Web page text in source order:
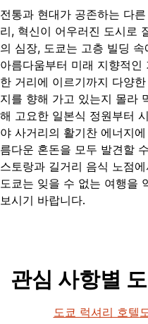
전통과 현대가 공존하는 다
리, 혁신이 어우러진 도시로
의 심장, 도쿄는 고층 빌딩
아름다움부터 미래 지향적
한 거리에 이르기까지 다양
지를 향해 가고 있는지 몰라
해 고요한 일본식 정원부터
야 사거리의 활기찬 에너지
름다운 혼돈을 모두 발견할
스토랑과 길거리 음식 노점
도쿄는 잊을 수 없는 여행을
보시기 바랍니다.
관심 사항별
도쿄 럭셔리 호텔